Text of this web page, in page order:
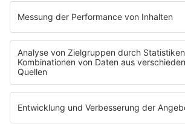
Weggehtipps
Jobbörse
Tipps und Tricks
B2B / Mediadaten